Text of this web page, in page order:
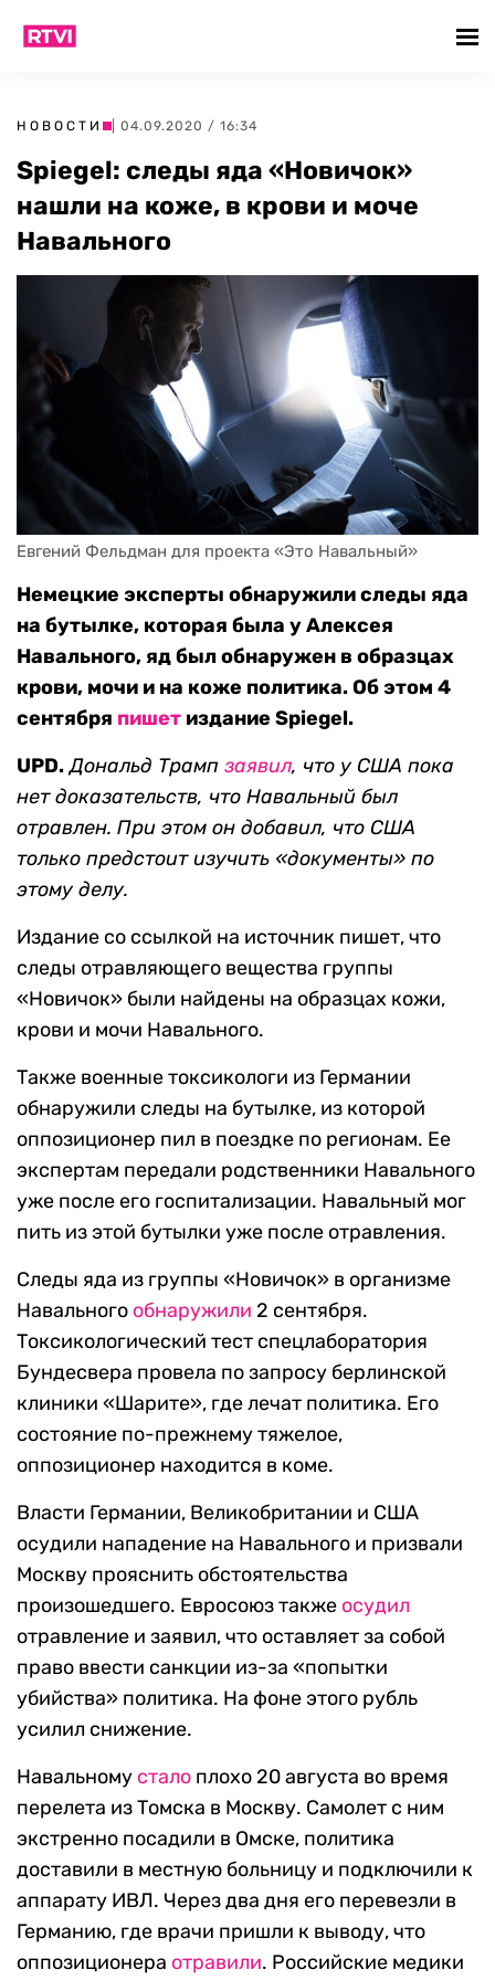
НОВОСТИ | 04.09.2020 / 16:34
Spiegel: следы яда «Новичок»
нашли на коже, в крови и моче
Навального
Евгений Фельдман для проекта «Это Навальный»
Немецкие эксперты обнаружили следы яда
на бутылке, которая была у Алексея
Навального, яд был обнаружен в образцах
крови, мочи и на коже политика. Об этом 4
сентября пишет издание Spiegel.
UPD.Дональд Трамп заявил, что у США пока
нет доказательств, что Навальный был
отравлен. При этом он добавил, что США
только предстоит изучить «документы» по
этому делу.
Издание со ссылкой на источник пишет, что
следы отравляющего вещества группы
«Новичок» были найдены на образцах кожи,
крови и мочи Навального.
Также военные токсикологи из Германии
обнаружили следы на бутылке, из которой
оппозиционер пил в поездке по регионам. Ее
экспертам передали родственники Навального
уже после его госпитализации. Навальный мог
пить из этой бутылки уже после отравления.
Следы яда из группы «Новичок» в организме
Навального обнаружили 2 сентября.
Токсикологический тест спецлаборатория
Бундесвера провела по запросу берлинской
клиники «Шарите», где лечат политика. Его
состояние по-прежнему тяжелое,
оппозиционер находится в коме.
Власти Германии, Великобритании и США
осудили нападение на Навального и призвали
Москву прояснить обстоятельства
произошедшего. Евросоюз также осудил
отравление и заявил, что оставляет за собой
право ввести санкции из-за «попытки
убийства» политика. На фоне этого рубль
усилил снижение.
Навальному стало плохо 20 августа во время
перелета из Томска в Москву. Самолет с ним
экстренно посадили в Омске, политика
доставили в местную больницу и подключили к
аппарату ИВЛ. Через два дня его перевезли в
Германию, где врачи пришли к выводу, что
оппозиционера отравили. Российские медики